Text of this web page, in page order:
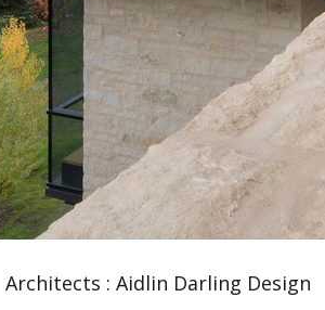
Architects : Aidlin Darling Design